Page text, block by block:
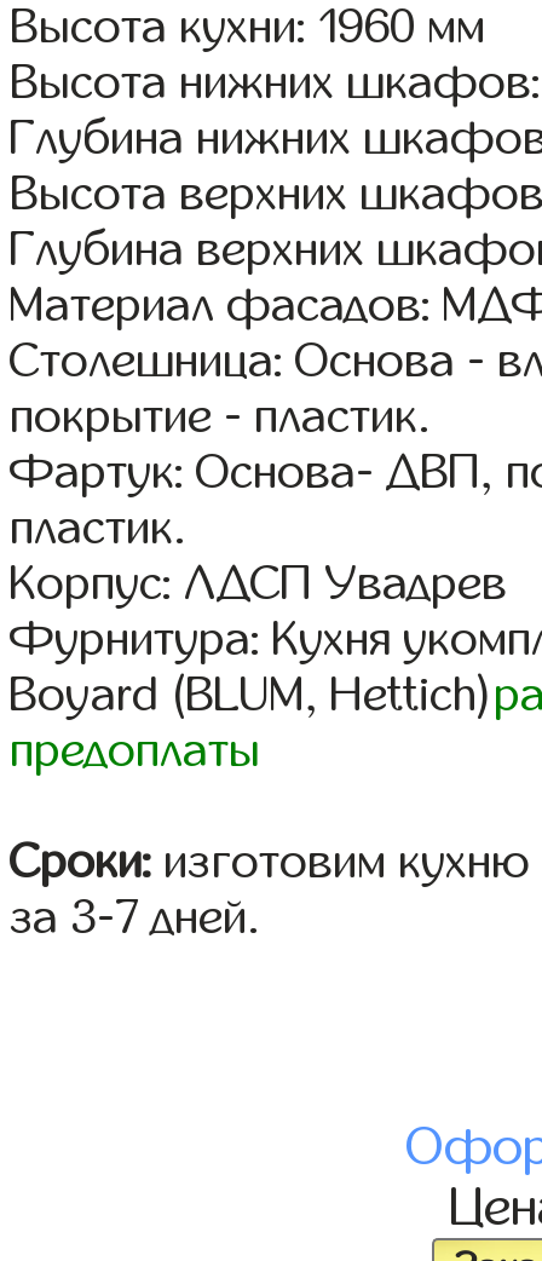
Высота кухни: 1960 мм
Высота нижних
Глубина нижних
Высота верхних
Глубина верхних
Материал фасадов:
Столешница: Основа -
покрытие - пластик.
Фартук: Основа- ДВП,
пластик.
Корпус: ЛДСП Увадрев
Фурнитура: Кухня
Boyard (BLUM, Hettich)
предоплаты
Сроки: изготовим
за 3-7 дней.